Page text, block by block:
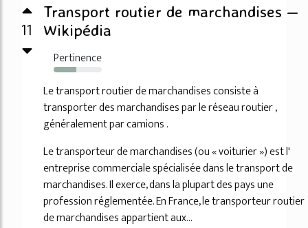
11
Transport routier de marchandises —
Wikipédia
Pertinence
47%
Le transport routier de marchandises consiste à
transporter des marchandises par le réseau routier ,
généralement par camions .
Le transporteur de marchandises (ou « voiturier ») est l'
entreprise commerciale spécialisée dans le transport de
marchandises. Il exerce, dans la plupart des pays une
profession réglementée. En France, le transporteur routier
de marchandises appartient aux...